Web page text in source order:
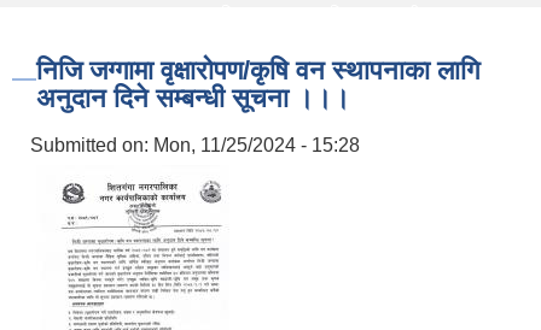
निजि जग्गामा वृक्षारोपण/कृषि वन स्थापनाका लागि
अनुदान दिने सम्बन्धी सूचना ।।।
Submitted on: Mon, 11/25/2024 - 15:28